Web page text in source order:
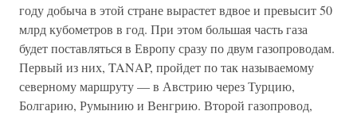
году добыча в этой стране вырастет вдвое и превысит 50
млрд кубометров в год. При этом большая часть газа
будет поставляться в Европу сразу по двум газопроводам.
Первый из них, TANAP, пройдет по так называемому
северному маршруту — в Австрию через Турцию,
Болгарию, Румынию и Венгрию. Второй газопровод,